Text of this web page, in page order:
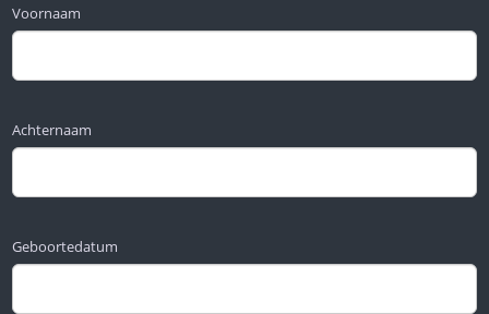
Voornaam
Achternaam
Geboortedatum